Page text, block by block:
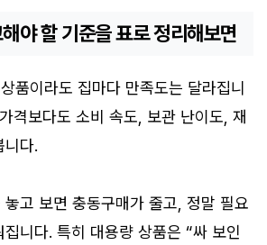
야 할 기준을 표로 정리해보면
품이라도 집마다 만족도는 달라집니
격보다도 소비 속도, 보관 난이도, 재
니다.
고 보면 충동구매가 줄고, 정말 필요
니다. 특히 대용량 상품은 “싸 보인